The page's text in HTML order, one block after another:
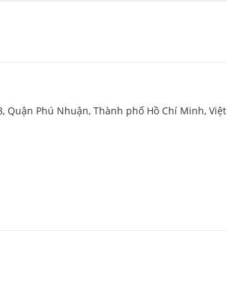
Quận Phú Nhuận, Thành phố Hồ Chí Minh, Việt